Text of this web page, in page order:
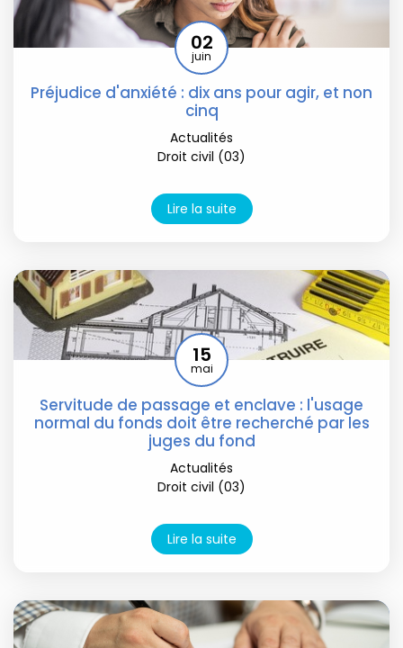
Préjudice d'anxiété : dix ans pour agir, et non
cinq
02
juin
Actualités
Droit civil (03)
Lire la suite
Servitude de passage et enclave : l'usage
normal du fonds doit être recherché par les
juges du fond
15
mai
Actualités
Droit civil (03)
Lire la suite